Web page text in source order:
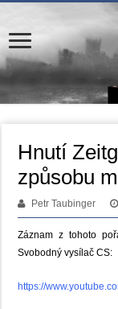
Hnutí
způsobu
Petr Taubinger
Záznam z tohoto
Svobodný vysílač CS:
https://